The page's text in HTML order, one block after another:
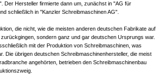
Der Hersteller firmierte dann um, zunächst in "AG für
schließlich in "Kanzler Schreibmaschinen AG".
die nicht, wie die meisten anderen deutschen Fabrikate auf
sondern ganz und gar deutschen Ursprungs war.
mit der Produktion von Schreibmaschinen, was
Die übrigen deutschen Schreibmaschinenhersteller, die meist
angehörten, betrieben den Schreibmaschinenbau